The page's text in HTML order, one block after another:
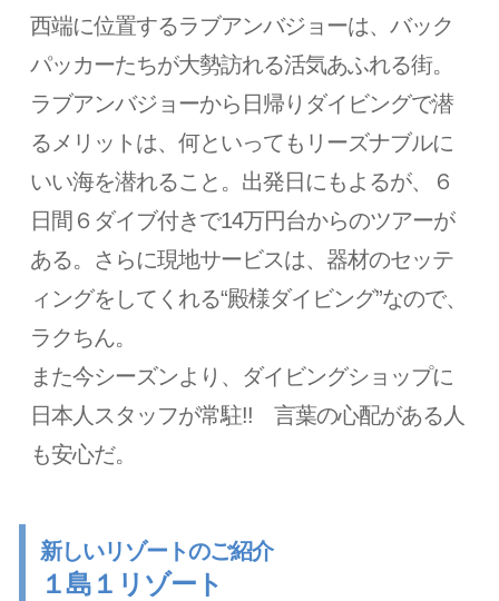
西端に位置するラブアンバジョーは、バック
パッカーたちが大勢訪れる活気あふれる街。
ラブアンバジョーから日帰りダイビングで潜
るメリットは、何といってもリーズナブルに
いい海を潜れること。出発日にもよるが、６
日間６ダイブ付きで14万円台からのツアーが
ある。さらに現地サービスは、器材のセッテ
ィングをしてくれる“殿様ダイビング”なので、
ラクちん。
また今シーズンより、ダイビングショップに
日本人スタッフが常駐!! 言葉の心配がある人
も安心だ。
新しいリゾートのご紹介
１島１リゾート